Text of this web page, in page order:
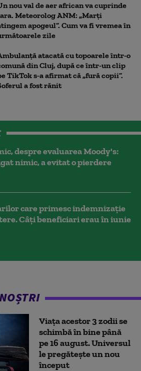
nou val de aer african va cuprinde
Meteorolog ANM: „Marți
apogeul”. Cum va fi vremea în
zile
atacată cu topoarele într-o
din Cluj, după ce într-un clip
TikTok s-a afirmat că „fură copii”.
a fost rănit
despre evaluarea Moody's:
nimic, a evitat o pierdere
care primesc indemnizaţie
Câți beneficiari erau în iunie
Viața acestor 3 zodii se
schimbă în bine până
pe 16 august. Universul
le pregătește un nou
început